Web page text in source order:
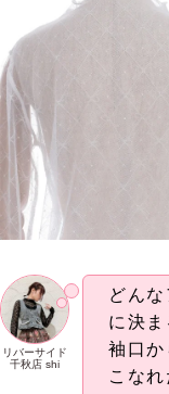
リバーサイド
千秋店 shi
どん
に決
袖口
こな